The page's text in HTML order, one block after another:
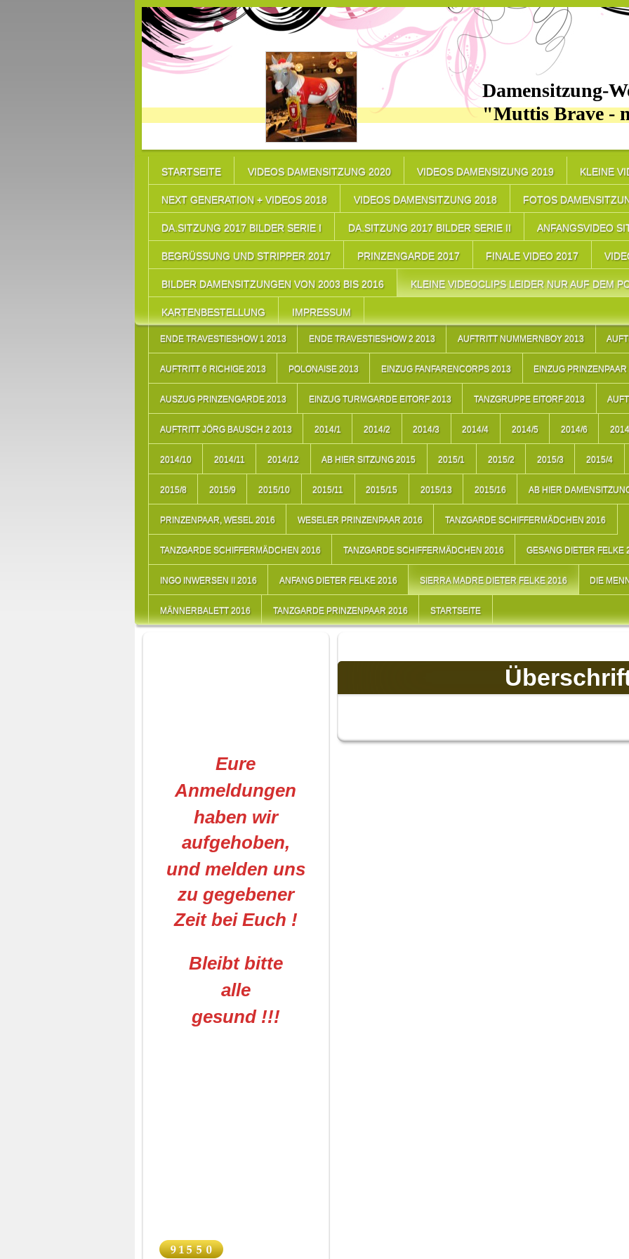
Damensitzung-
"Muttis Brave -
STARTSEITE VIDEOS DAMENSITZUNG 2020 VIDEOS DAMENSIZUNG 2019 KLEINE
NEXT GENERATION + VIDEOS 2018 VIDEOS DAMENSITZUNG 2018 FOTOS
DA.SITZUNG 2017 BILDER SERIE I DA.SITZUNG 2017 BILDER SERIE II ANFANGSVIDEO
BEGRÜSSUNG UND STRIPPER 2017 PRINZENGARDE 2017 FINALE VIDEO 2017
BILDER DAMENSITZUNGEN VON 2003 BIS 2016 KLEINE VIDEOCLIPS LEIDER NUR AUF DEM
KARTENBESTELLUNG IMPRESSUM
ENDE TRAVESTIESHOW 1 2013 ENDE TRAVESTIESHOW 2 2013 AUFTRITT NUMMERNBOY 2013
AUFTRITT 6 RICHIGE 2013 POLONAISE 2013 EINZUG FANFARENCORPS 2013 EINZUG
AUSZUG PRINZENGARDE 2013 EINZUG TURMGARDE EITORF 2013 TANZGRUPPE EITORF 2013
AUFTRITT JÖRG BAUSCH 2 2013 2014/1 2014/2 2014/3 2014/4 2014/5 2014/6
2014/10 2014/11 2014/12 AB HIER SITZUNG 2015 2015/1 2015/2 2015/3 2015/4
2015/8 2015/9 2015/10 2015/11 2015/15 2015/13 2015/16 AB HIER
PRINZENPAAR, WESEL 2016 WESELER PRINZENPAAR 2016 TANZGARDE SCHIFFERMÄDCHEN 2016
TANZGARDE SCHIFFERMÄDCHEN 2016 TANZGARDE SCHIFFERMÄDCHEN 2016 GESANG DIETER FELKE
INGO INWERSEN II 2016 ANFANG DIETER FELKE 2016 SIERRA MADRE DIETER FELKE 2016 DIE
MÄNNERBALETT 2016 TANZGARDE PRINZENPAAR 2016 STARTSEITE
Eure
Anmeldungen
haben wir
aufgehoben,
und melden uns
zu gegebener
Zeit bei Euch !
Bleibt bitte
alle
gesund !!!